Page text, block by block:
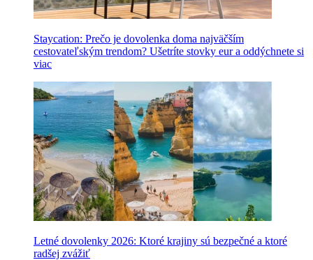
Staycation: Prečo je dovolenka doma najväčším
cestovateľským trendom? Ušetríte stovky eur a oddýchnete si
viac
Letné dovolenky 2026: Ktoré krajiny sú bezpečné a ktoré
radšej zvážiť